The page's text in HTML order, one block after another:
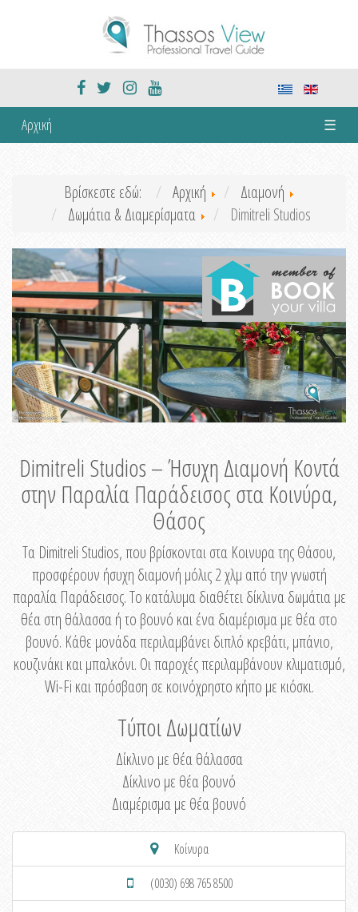
Αρχική ☰
Βρίσκεστε εδώ: Αρχική
Διαμονή
Δωμάτια & Διαμερίσματα
Dimitreli Studios
Dimitreli Studios – Ήσυχη Διαμονή Κοντά
στην Παραλία Παράδεισος στα Κοινύρα,
Θάσος
Τα Dimitreli Studios, που βρίσκονται στα Κοινυρα της Θάσου,
προσφέρουν ήσυχη διαμονή μόλις 2 χλμ από την γνωστή
παραλία Παράδεισος. Το κατάλυμα διαθέτει δίκλινα δωμάτια με
θέα στη θάλασσα ή το βουνό και ένα διαμέρισμα με θέα στο
βουνό. Κάθε μονάδα περιλαμβάνει διπλό κρεβάτι, μπάνιο,
κουζινάκι και μπαλκόνι. Οι παροχές περιλαμβάνουν κλιματισμό,
Wi-Fi και πρόσβαση σε κοινόχρηστο κήπο με κιόσκι.
Τύποι Δωματίων
Δίκλινο με θέα θάλασσα
Δίκλινο με θέα βουνό
Διαμέρισμα με θέα βουνό
Κοίνυρα
(0030) 698 765 8500